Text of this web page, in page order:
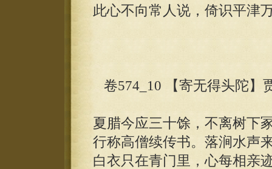
此心不向常人说，倚识平津
卷574_10 【寄无得头陀】
夏腊今应三十馀，不离树下
行称高僧续传书。落涧水声
白衣只在青门里，心每相亲